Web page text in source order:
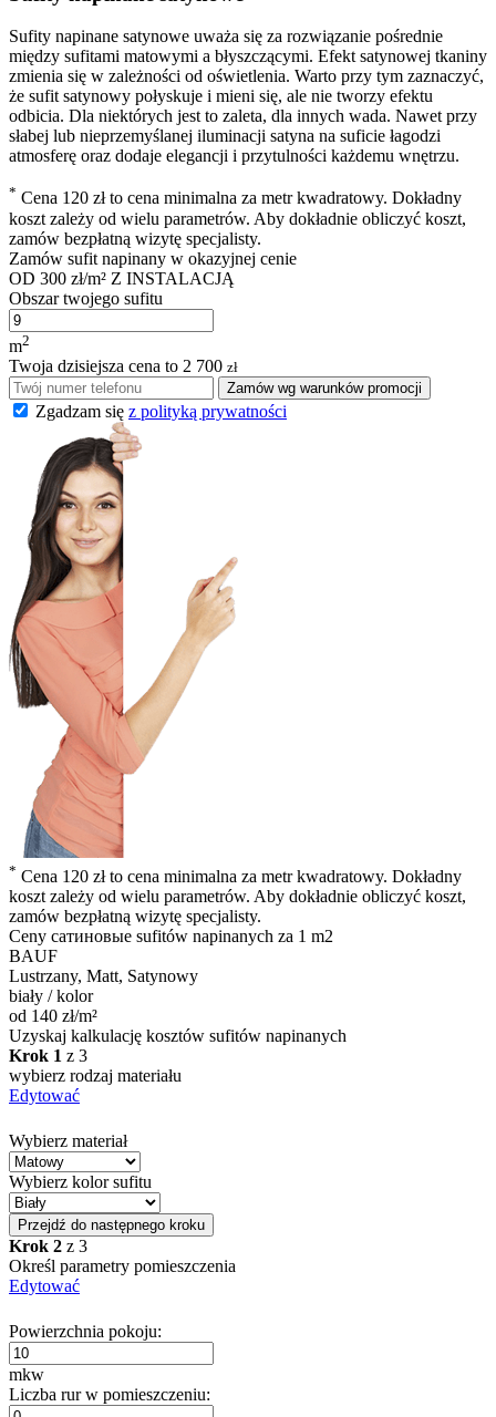
Sufity napinane satynowe uważa się za rozwiązanie pośrednie
między sufitami matowymi a błyszczącymi. Efekt satynowej tkaniny
zmienia się w zależności od oświetlenia. Warto przy tym zaznaczyć,
że sufit satynowy połyskuje i mieni się, ale nie tworzy efektu
odbicia. Dla niektórych jest to zaleta, dla innych wada. Nawet przy
słabej lub nieprzemyślanej iluminacji satyna na suficie łagodzi
atmosferę oraz dodaje elegancji i przytulności każdemu wnętrzu.
* Cena 120 zł to cena minimalna za metr kwadratowy. Dokładny
koszt zależy od wielu parametrów. Aby dokładnie obliczyć koszt,
zamów bezpłatną wizytę specjalisty.
Zamów sufit napinany w okazyjnej cenie
OD 300 zł/m² Z INSTALACJĄ
Obszar twojego sufitu
m2
Twoja dzisiejsza cena to 2 700 zł
Zamów wg warunków promocji
Zgadzam się z polityką prywatności
* Cena 120 zł to cena minimalna za metr kwadratowy. Dokładny
koszt zależy od wielu parametrów. Aby dokładnie obliczyć koszt,
zamów bezpłatną wizytę specjalisty.
Ceny сатиновые sufitów napinanych za 1 m2
BAUF
Lustrzany, Matt, Satynowy
biały / kolor
od 140 zł/m²
Uzyskaj kalkulację kosztów sufitów napinanych
Krok 1 z 3
wybierz rodzaj materiału
Edytować
Wybierz materiał
Wybierz kolor sufitu
Przejdź do następnego kroku
Krok 2 z 3
Określ parametry pomieszczenia
Edytować
Powierzchnia pokoju:
mkw
Liczba rur w pomieszczeniu: